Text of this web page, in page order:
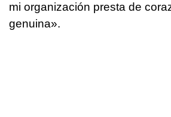
mi organización presta de
genuina».